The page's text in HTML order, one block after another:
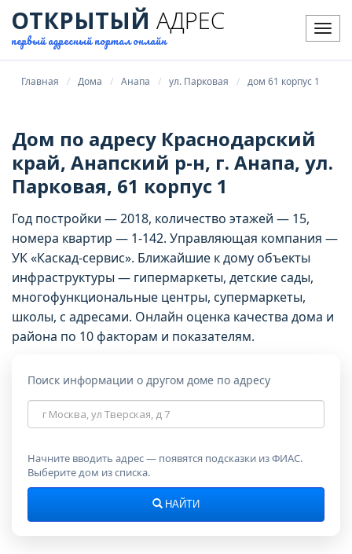
ОТКРЫТЫЙ АДРЕС
первый адресный портал онлайн
Главная Дома Анапа ул. Парковая дом 61 корпус 1
Дом по адресу Краснодарский
край, Анапский р-н, г. Анапа, ул.
Парковая, 61 корпус 1
Год постройки — 2018, количество этажей — 15,
номера квартир — 1-142. Управляющая компания —
УК «Каскад-сервис». Ближайшие к дому объекты
инфраструктуры — гипермаркеты, детские сады,
многофункциональные центры, супермаркеты,
школы, с адресами. Онлайн оценка качества дома и
района по 10 факторам и показателям.
Поиск информации о другом доме по адресу
Адрес
дома
Начните вводить адрес — появятся подсказки из ФИАС.
Выберите дом из списка.
НАЙТИ